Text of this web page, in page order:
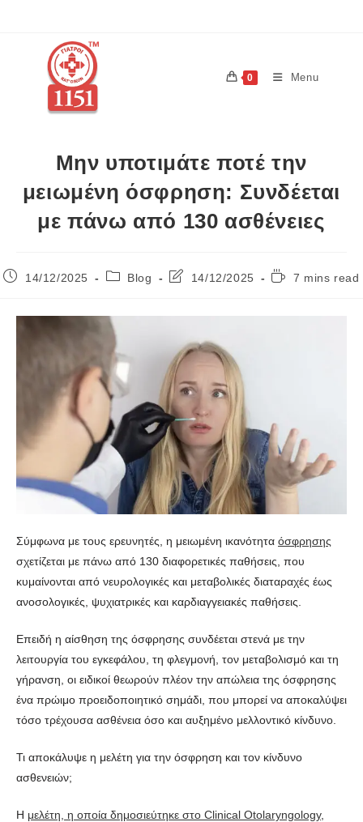
0 Menu
Μην υποτιμάτε ποτέ την
μειωμένη όσφρηση: Συνδέεται
με πάνω από 130 ασθένειες
14/12/2025 Blog 14/12/2025 7 mins read
Σύμφωνα με τους ερευνητές, η μειωμένη ικανότητα όσφρησης
σχετίζεται με πάνω από 130 διαφορετικές παθήσεις, που
κυμαίνονται από νευρολογικές και μεταβολικές διαταραχές έως
ανοσολογικές, ψυχιατρικές και καρδιαγγειακές παθήσεις.
Επειδή η αίσθηση της όσφρησης συνδέεται στενά με την
λειτουργία του εγκεφάλου, τη φλεγμονή, τον μεταβολισμό και τη
γήρανση, οι ειδικοί θεωρούν πλέον την απώλεια της όσφρησης
ένα πρώιμο προειδοποιητικό σημάδι, που μπορεί να αποκαλύψει
τόσο τρέχουσα ασθένεια όσο και αυξημένο μελλοντικό κίνδυνο.
Τι αποκάλυψε η μελέτη για την όσφρηση και τον κίνδυνο
ασθενειών;
Η μελέτη, η οποία δημοσιεύτηκε στο Clinical Otolaryngology,